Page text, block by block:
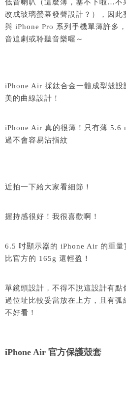
低音喇叭（這麼薄，塞不下啦…不
改成玻璃螢幕發聲設計？），因此
與 iPhone Pro 系列手機單薄許多
音追劇或聆聽音樂喔～
iPhone Air 採鈦合金一體成型殼設
美的曲線設計！
iPhone Air 真的很薄！只有薄 5.6
過不會容易沾指紋
近拍一下給大家看細節！
握持感很好！我很喜歡啊！
6.5 吋顯示器的 iPhone Air 的重量
比官方的 165g 還輕盈！
單鏡頭設計，不得不說這設計有點
過位址比較妥當放在上方，且有
不好看！
iPhone Air 官方保護殼套